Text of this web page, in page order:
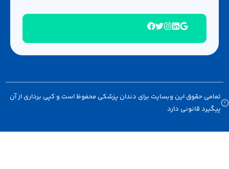
حقوق این وبسایت برای دندان پزشکی محفوظ است و کپی برداری از آن
قانونی دارد